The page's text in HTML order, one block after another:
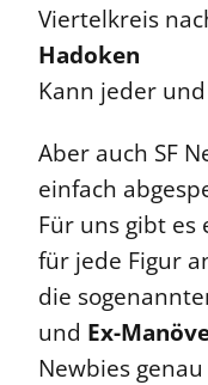
Viertelkreis
Hadoken
Kann jeder
Aber auch SF
einfach
Für uns gibt es
für jede Figur
die
und Ex-
Newbies